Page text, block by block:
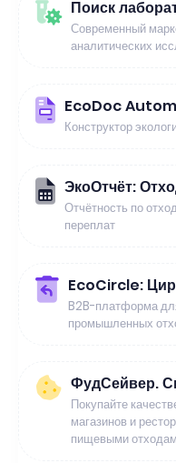
Поиск
Современный
аналитических
EcoDoc
Конструктор
ЭкоОтчёт:
Отчётность по
переплат
EcoCircle:
B2B-платформа
промышленных
ФудСейвер.
Покупайте
магазинов и
пищевыми